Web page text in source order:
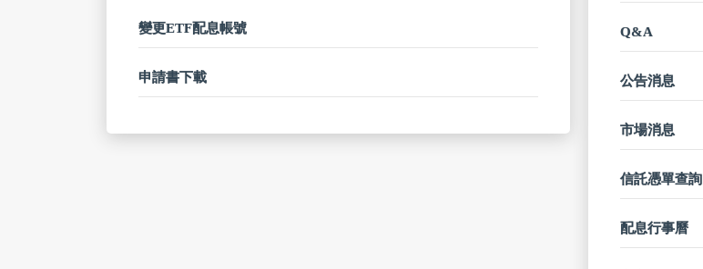
變更ETF配息帳號
申請書下載
Q&A
公告消息
市場消息
信託憑單查詢
配息行事曆